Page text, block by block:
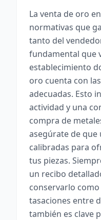
La venta de oro
normativas que
tanto del
fundamental que
establecimiento
oro cuenta con
adecuadas. Esto
actividad y una
compra de
asegúrate de que
calibradas para
tus piezas.
un recibo
conservarlo
tasaciones entre
también es clave